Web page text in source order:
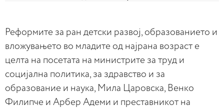
Реформите за ран детски развој, образованието и
вложувањето во младите од најрана возраст е
целта на посетата на министрите за труд и
социјална политика, за здравство и за
образование и наука, Мила Царовска, Венко
Филипче и Арбер Адеми и преставникот на